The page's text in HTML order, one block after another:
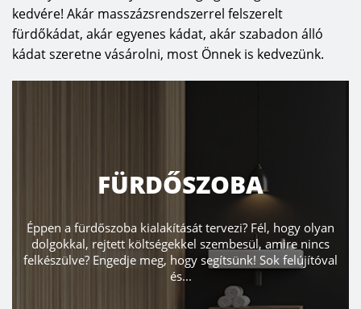
kedvére! Akár masszázsrendszerrel felszerelt
fürdőkádat, akár egyenes kádat, akár szabadon álló
kádat szeretne vásárolni, most Önnek is kedvezünk.
FÜRDŐSZOBA
Éppen a fürdőszoba kialakítását tervezi? Fél, hogy olyan
dolgokkal, rejtett költségekkel szembesül, amire nincs
felkészülve? Engedje meg, hogy segítsünk! Sok felújítóval
és...